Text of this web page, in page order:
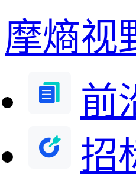
摩熵视
前
招